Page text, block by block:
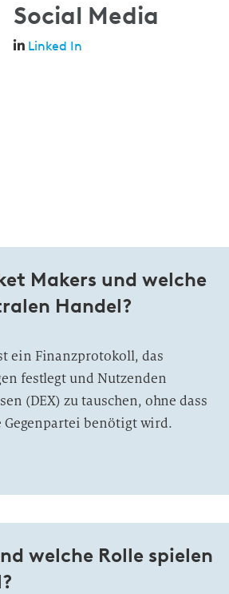
Social Media
Linked In
Makers und welche
Handel?
ein Finanzprotokoll, das
festlegt und Nutzenden
(DEX) zu tauschen, ohne dass
benötigt wird.
welche Rolle spielen